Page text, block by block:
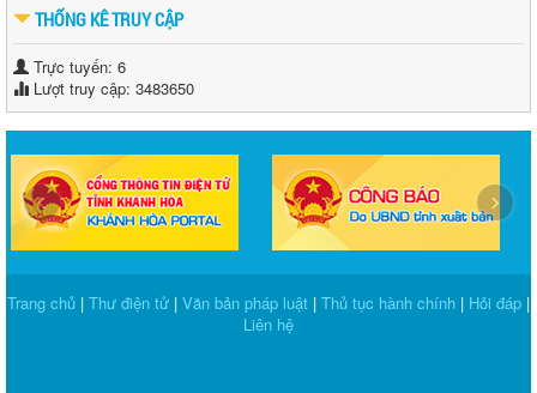
THỐNG KÊ TRUY CẬP
Trực tuyến: 6
Lượt truy cập: 3483650
‹ ›
Trang chủ | Thư điện tử | Văn bản pháp luật | Thủ tục hành chính | Hỏi đáp |
Liên hệ